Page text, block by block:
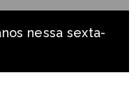
nessa sexta-